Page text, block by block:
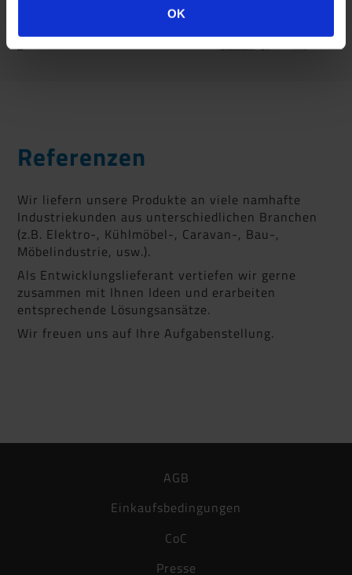
OK
Referenzen
Wir liefern unsere Produkte an viele namhafte
Industriekunden aus unterschiedlichen Branchen
(z.B. Elektro-, Kühlmöbel-, Caravan-, Bau-,
Möbelindustrie, usw.).
Als Entwicklungslieferant vertiefen wir gerne
zusammen mit Ihnen Ideen und erarbeiten
entsprechende Lösungsansätze.
Wir freuen uns auf Ihre Aufgabenstellung.
AGB
Einkaufsbedingungen
CoC
Presse